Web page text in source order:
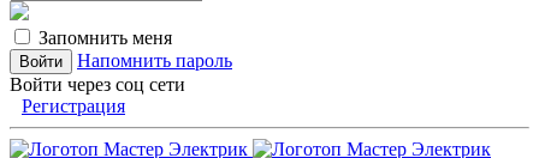
Запомнить меня
Напомнить пароль
Войти через соц сети
Регистрация